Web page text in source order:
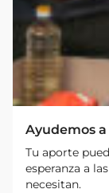
Ayudemos
Tu aporte
esperanza a
necesitan.